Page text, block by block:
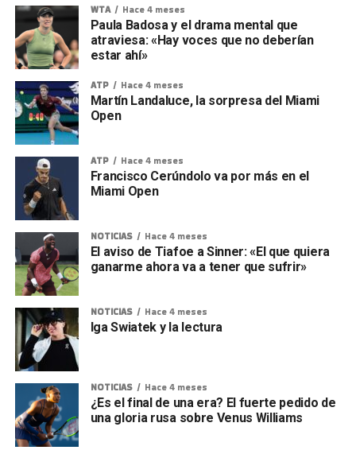
WTA Hace 4 meses
Paula Badosa y el drama mental que
atraviesa: «Hay voces que no deberían
estar ahí»
ATP Hace 4 meses
Martín Landaluce, la sorpresa del Miami
Open
ATP Hace 4 meses
Francisco Cerúndolo va por más en el
Miami Open
NOTICIAS Hace 4 meses
El aviso de Tiafoe a Sinner: «El que quiera
ganarme ahora va a tener que sufrir»
NOTICIAS Hace 4 meses
Iga Swiatek y la lectura
NOTICIAS Hace 4 meses
¿Es el final de una era? El fuerte pedido de
una gloria rusa sobre Venus Williams